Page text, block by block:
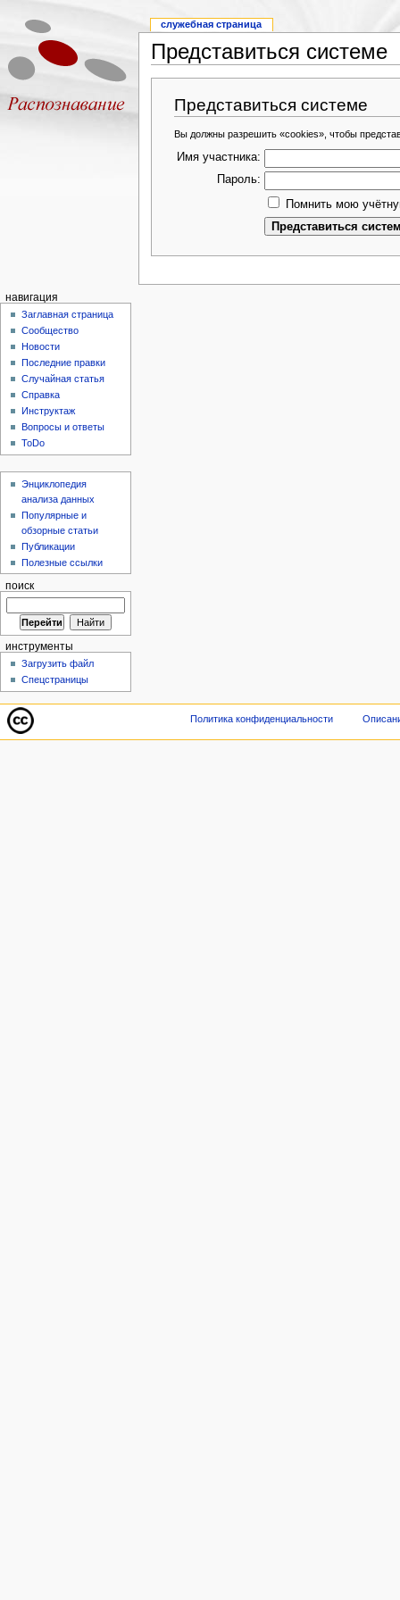
Представиться системе
Представиться системе
Вы должны разрешить «cookies», чтобы
Имя участника:
Пароль:
Помнить мою
служебная страница
навигация
Заглавная страница
Сообщество
Новости
Последние правки
Случайная статья
Справка
Инструктаж
Вопросы и ответы
ToDo
Энциклопедия
анализа данных
Популярные и
обзорные статьи
Публикации
Полезные ссылки
поиск
инструменты
Загрузить файл
Спецстраницы
Политика конфиденциальности